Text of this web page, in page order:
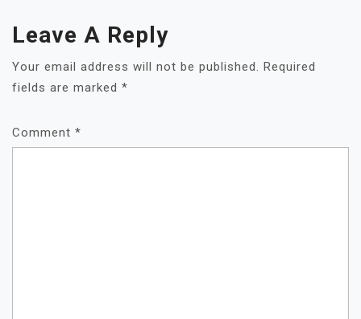
Leave A Reply
Your email address will not be published. Required
fields are marked *
Comment *